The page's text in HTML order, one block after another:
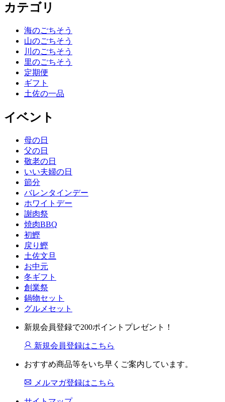
カテゴリ
海のごちそう
山のごちそう
川のごちそう
里のごちそう
定期便
ギフト
土佐の一品
イベント
母の日
父の日
敬老の日
いい夫婦の日
節分
バレンタインデー
ホワイトデー
謝肉祭
焼肉BBQ
初鰹
戻り鰹
土佐文旦
お中元
冬ギフト
創業祭
鍋物セット
グルメセット
新規会員登録で200ポイントプレゼント！
新規会員登録はこちら
おすすめ商品等をいち早くご案内しています。
メルマガ登録はこちら